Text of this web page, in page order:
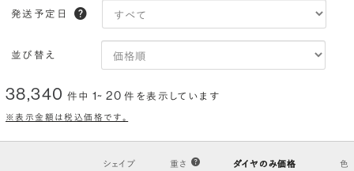
I
VS2 VS1 VVS2 VVS1 IF FL
発送予定日
並び替え
38,340 件中1~ 20件を表示しています
※表示金額は税込価格です。
シェイプ 重さ ダイヤのみ価格 色